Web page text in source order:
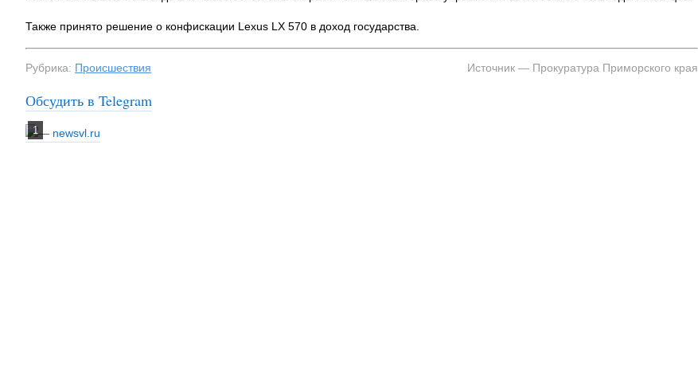
Также принято решение о конфискации Lexus LX 570 в доход государства.
Рубрика: Происшествия Источник — Прокуратура Приморского края
Обсудить в Telegram